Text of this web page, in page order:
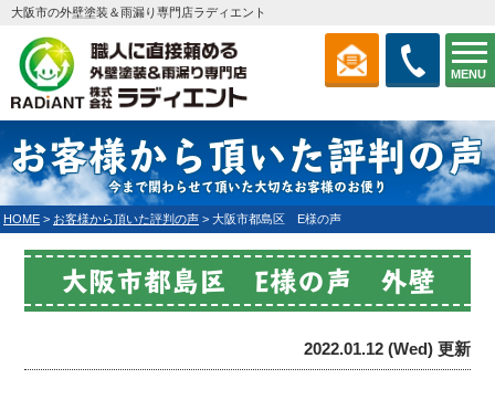
MENU
大阪市の外壁塗装＆雨漏り専門店ラディエント
お客様から頂いた評判の声
今まで関わらせて頂いた大切なお客様のお便り
HOME > お客様から頂いた評判の声 > 大阪市都島区 E様の声
大阪市都島区 E様の声 外壁
2022.01.12 (Wed) 更新